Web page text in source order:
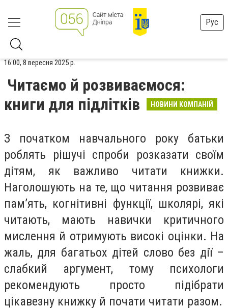
Рус
16:00, 8 вересня 2025 р.
Читаємо й розвиваємося:
книги для підлітків
НОВИНИ КОМПАНІЙ
З початком навчального року батьки
роблять рішучі спроби розказати своїм
дітям, як важливо читати книжки.
Наголошують на те, що читання розвиває
пам’ять, когнітивні функції, школярі, які
читають, мають навички критичного
мислення й отримують високі оцінки. На
жаль, для багатьох дітей слово без дії –
слабкий аргумент, тому психологи
рекомендують просто підібрати
цікавезну книжку й почати читати разом.